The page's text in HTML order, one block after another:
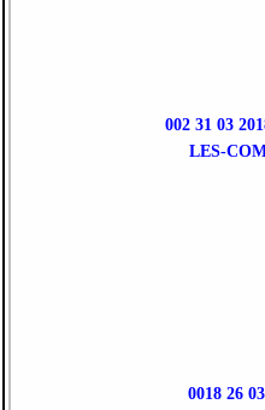
002 31 03
LES-
0018 26